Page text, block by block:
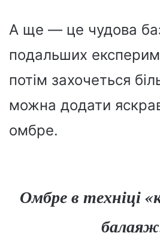
А ще — це чудова
подальших
потім захочеться
можна додати
омбре.
Омбре в техніці